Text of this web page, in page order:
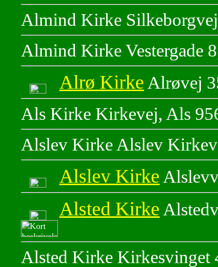
Almind Kirke
Almind Kirke Vestergade
Alrø KirkeAlrøvej
Als Kirke Kirkevej, Als
Alslev Kirke Alslev
Alslev Kirke
Alsted Kirke
Alsted Kirke Kirkesvinget